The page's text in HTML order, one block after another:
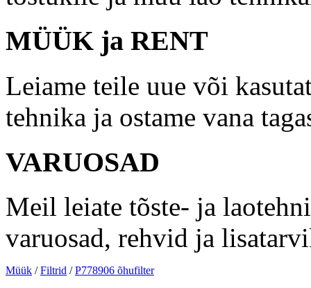
MÜÜK ja RENT
Leiame teile uue või
tehnika ja ostame vana
VARUOSAD
Meil leiate tõste- ja
varuosad, rehvid ja
Müük /Filtrid /P778906 õhufilter